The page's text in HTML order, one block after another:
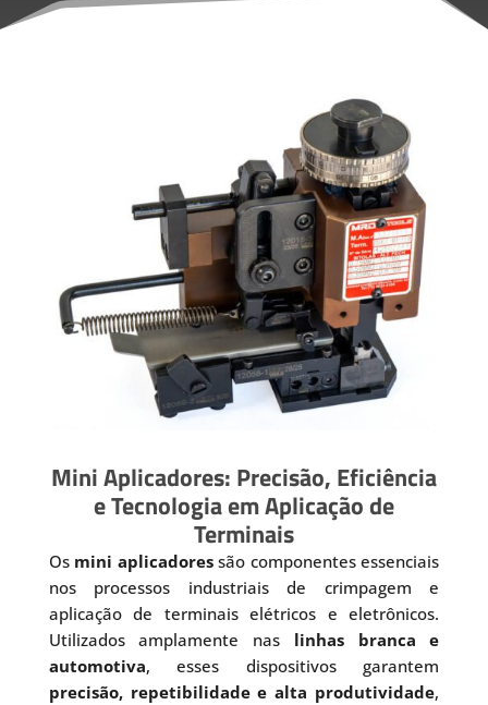
Mini Aplicadores: Precisão, Eficiência
e Tecnologia em Aplicação de
Terminais
Os mini aplicadoressão componentes essenciais
nos processos industriais de crimpagem e
aplicação de terminais elétricos e eletrônicos.
Utilizados amplamente nas linhas branca e
automotiva, esses dispositivos garantem
precisão, repetibilidade e alta produtividade,